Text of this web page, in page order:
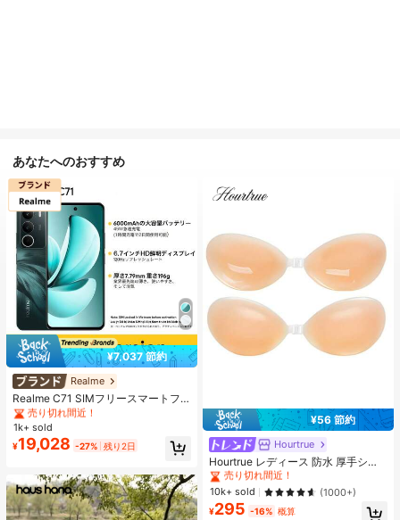
あなたへのおすすめ
¥7,037 節約
Realme
Realme C71 SIMフリースマートフ
ォン 6GB+128GB/8GB+256GB グロ
ーバル版 4G LTE、Android 15、50
MP AIカメラ、120Hzディスプレ
イ、6000mAh大容量バッテリー、4
ト、アダプターなし
#1 ベストセラー
に 携帯電話ブランド 携帯電話
売り切れ間近！
#1 ベストセラー
に 携帯電話ブランド 携帯電話
売り切れ間近！
#1 ベストセラー
に 携帯電話ブランド 携帯電話
売り切れ間近！
#1 ベストセラー
売り切れ間近！
1k+ sold
¥19,028 -27% 残り2日
¥56 節約
Hourtrue
Hourtrue レディース 防水 厚手シリ
コン製 ニップルカバー 小さな胸用
リフトアップ＆プッシュイン ウェデ
ィング撮影向け ブライズメイド用
#1 ベストセラー
売り切れ間近！
#1 ベストセラー
売り切れ間近！
#1 ベストセラー
売り切れ間近！
#1 ベストセラー
10k+ sold (1000+)
¥295 -16% 概算